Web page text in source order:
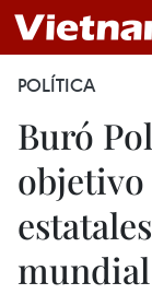
POLÍTICA
Buró
objetivo
mundial